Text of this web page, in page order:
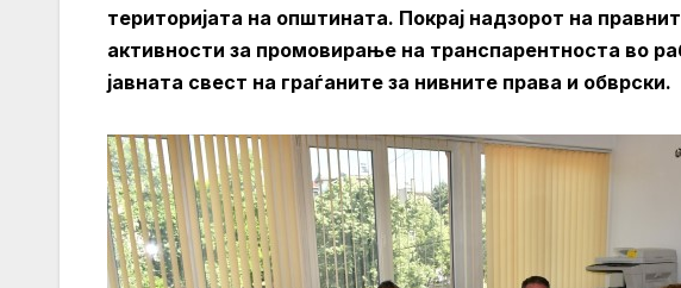
територијата на општината. Покрај надзорот на
активности за промовирање на транспарентноста во
јавната свест на граѓаните за нивните права и обврски.